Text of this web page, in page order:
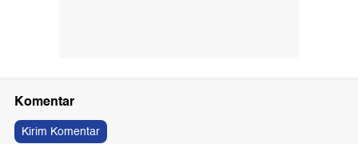
Komentar
Kirim Komentar